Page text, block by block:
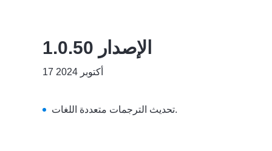
الإصدار 1.0.50
17 أكتوبر 2024
تحديث الترجمات متعددة اللغات.